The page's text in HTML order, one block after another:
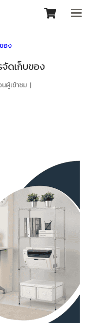
อง
จัดเก็บของ
ผู้เข้าชม |